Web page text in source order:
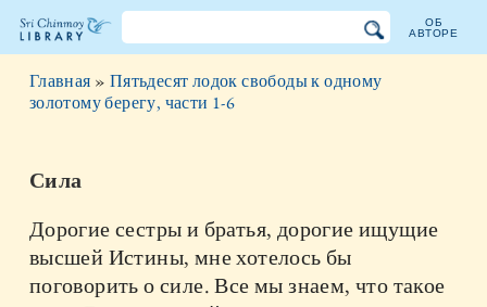
Библиотека
Шри
Чинмоя
ОБ
АВТОРЕ
Главная » Пятьдесят лодок свободы к одному
золотому берегу, части 1-6
Сила
Дорогие сестры и братья, дорогие ищущие
высшей Истины, мне хотелось бы
поговорить о силе. Все мы знаем, что такое